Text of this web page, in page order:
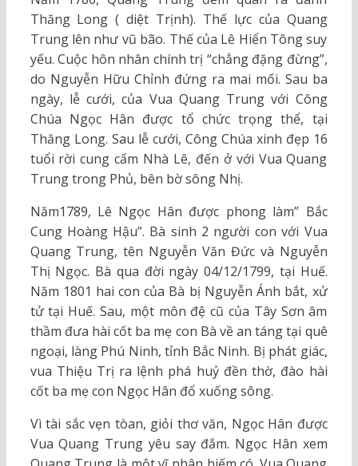
Thăng Long ( diệt Trịnh). Thế lực của Quang
Trung lên như vũ bão. Thế của Lê Hiển Tông suy
yếu. Cuộc hôn nhân chính trị “chẳng đặng đừng”,
do Nguyễn Hữu Chỉnh đứng ra mai mối. Sau ba
ngày, lễ cưới, của Vua Quang Trung với Công
Chúa Ngọc Hân được tổ chức trọng thể, tại
Thăng Long. Sau lễ cưới, Công Chúa xinh đẹp 16
tuổi rời cung cấm Nhà Lê, đến ở với Vua Quang
Trung trong Phủ, bên bờ sông Nhị.
Năm1789, Lê Ngọc Hân được phong làm” Bắc
Cung Hoàng Hậu”. Bà sinh 2 người con với Vua
Quang Trung, tên Nguyễn Văn Đức và Nguyễn
Thị Ngọc. Bà qua đời ngày 04/12/1799, tại Huế.
Năm 1801 hai con của Bà bị Nguyễn Ánh bắt, xử
tử tại Huế. Sau, một môn đệ cũ của Tây Sơn âm
thầm đưa hài cốt ba mẹ con Bà về an táng tại quê
ngoại, làng Phú Ninh, tỉnh Bắc Ninh. Bị phát giác,
vua Thiệu Trị ra lệnh phá huỷ đền thờ, đào hài
cốt ba mẹ con Ngọc Hân đổ xuống sông.
Vì tài sắc vẹn tòan, giỏi thơ văn, Ngọc Hân được
Vua Quang Trung yêu say đắm. Ngọc Hân xem